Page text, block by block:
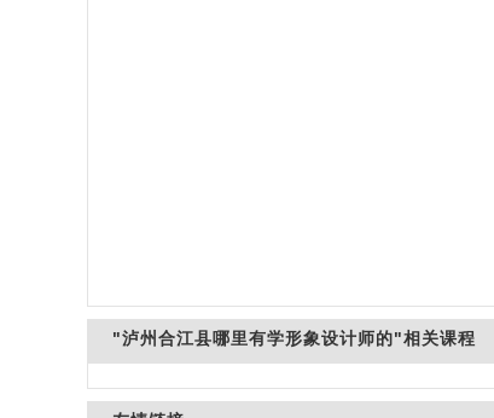
"泸州合江县哪里有学形象设计师的"相关课程